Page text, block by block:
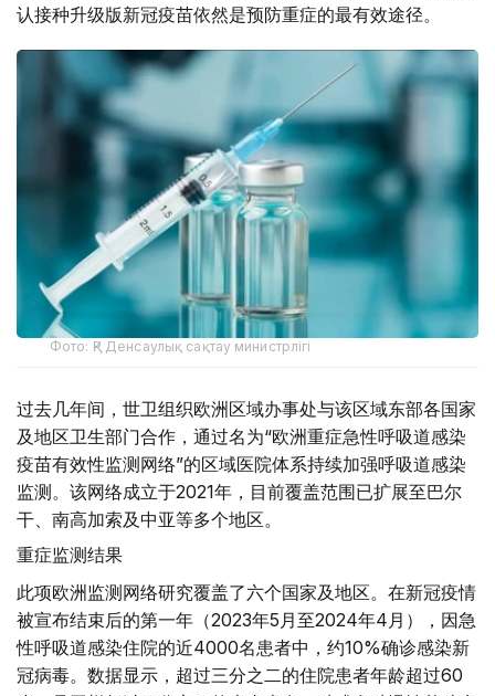
认接种升级版新冠疫苗依然是预防重症的最有效途径。
Фото: ҚР Денсаулық сақтау министрлігі
过去几年间，世卫组织欧洲区域办事处与该区域东部各国家
及地区卫生部门合作，通过名为“欧洲重症急性呼吸道感染
疫苗有效性监测网络”的区域医院体系持续加强呼吸道感染
监测。该网络成立于2021年，目前覆盖范围已扩展至巴尔
干、南高加索及中亚等多个地区。
重症监测结果
此项欧洲监测网络研究覆盖了六个国家及地区。在新冠疫情
被宣布结束后的第一年（2023年5月至2024年4月），因急
性呼吸道感染住院的近4000名患者中，约10%确诊感染新
冠病毒。数据显示，超过三分之二的住院患者年龄超过60